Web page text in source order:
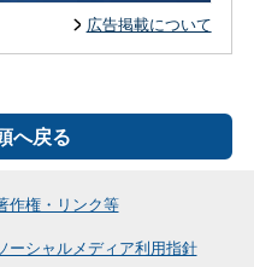
広告掲載について
へ戻る
作権・リンク等
ーシャルメディア利用指針